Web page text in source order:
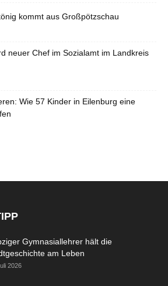
kommt aus Großpötzschau
neuer Chef im Sozialamt im Landkreis
Wie 57 Kinder in Eilenburg eine
Gymnasiallehrer hält die
am Leben
2026